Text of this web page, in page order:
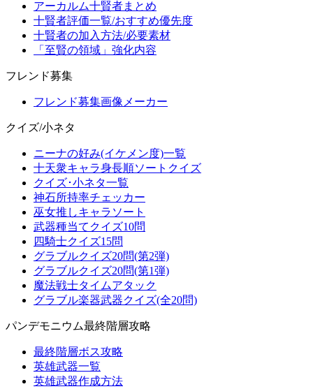
アーカルム十賢者まとめ
十賢者評価一覧/おすすめ優先度
十賢者の加入方法/必要素材
「至賢の領域」強化内容
フレンド募集
フレンド募集画像メーカー
クイズ/小ネタ
ニーナの好み(イケメン度)一覧
十天衆キャラ身長順ソートクイズ
クイズ･小ネタ一覧
神石所持率チェッカー
巫女推しキャラソート
武器種当てクイズ10問
四騎士クイズ15問
グラブルクイズ20問(第2弾)
グラブルクイズ20問(第1弾)
魔法戦士タイムアタック
グラブル楽器武器クイズ(全20問)
パンデモニウム最終階層攻略
最終階層ボス攻略
英雄武器一覧
英雄武器作成方法